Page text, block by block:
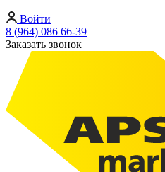
Войти
8 (964) 086 66-39
Заказать звонок